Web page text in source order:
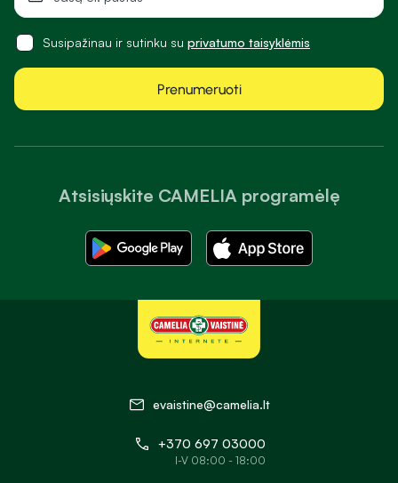
Atsisiųskite CAMELIA programėlę
Susipažinau ir sutinku su privatumo taisyklėmis
Prenumeruoti
evaistine@camelia.lt
+370 697 03000
I-V 08:00 - 18:00